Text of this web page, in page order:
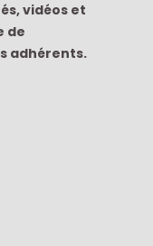
vidéos et
de
adhérents.